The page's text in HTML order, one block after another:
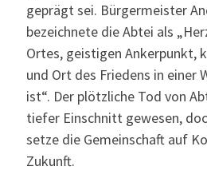
geprägt sei. Bürgermeister
bezeichnete die Abtei als
Ortes, geistigen Ankerpunkt,
und Ort des Friedens in einer
ist“. Der plötzliche Tod von
tiefer Einschnitt gewesen,
setze die Gemeinschaft auf
Zukunft.